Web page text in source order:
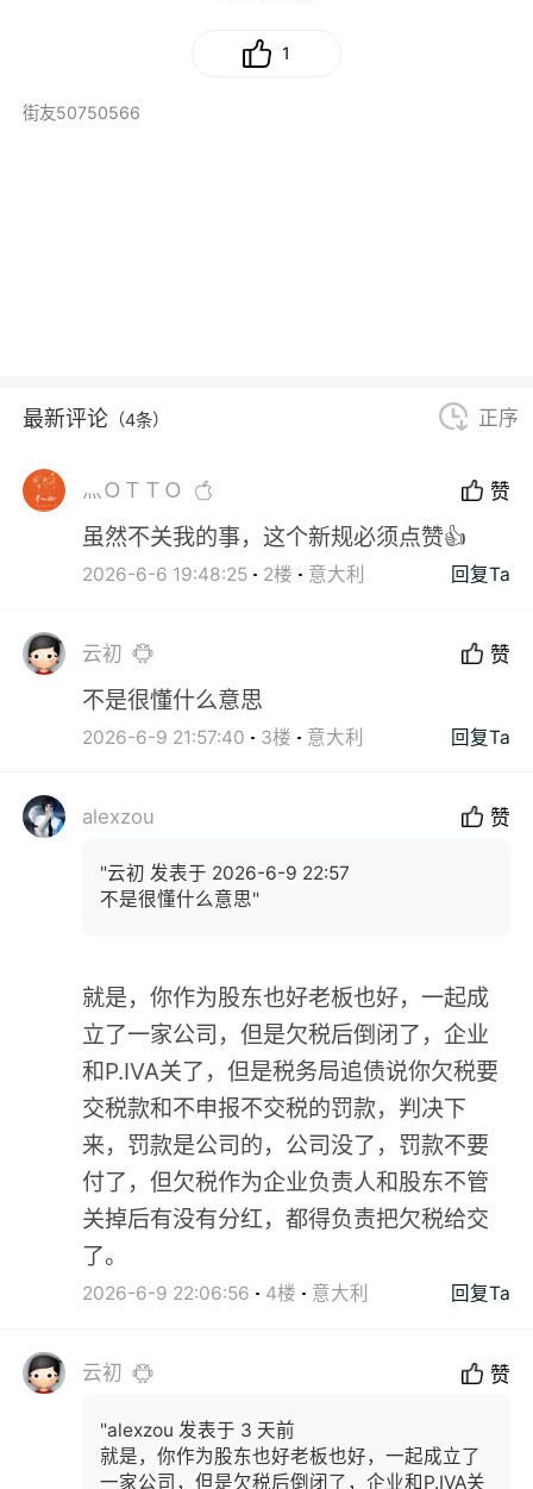
1
街友50750566
最新评论 （4条） 正序
灬ＯＴＴＯ 赞
虽然不关我的事，这个新规必须点赞👍
2026-6-6 19:48:25 2楼 意大利 回复Ta
云初 赞
不是很懂什么意思
2026-6-9 21:57:40 3楼 意大利 回复Ta
alexzou 赞
"云初 发表于 2026-6-9 22:57
不是很懂什么意思"
就是，你作为股东也好老板也好，一起成
立了一家公司，但是欠税后倒闭了，企业
和P.IVA关了，但是税务局追债说你欠税要
交税款和不申报不交税的罚款，判决下
来，罚款是公司的，公司没了，罚款不要
付了，但欠税作为企业负责人和股东不管
关掉后有没有分红，都得负责把欠税给交
了。
2026-6-9 22:06:56 4楼 意大利 回复Ta
云初 赞
"alexzou 发表于 3 天前
就是，你作为股东也好老板也好，一起成立了
一家公司，但是欠税后倒闭了，企业和P.IVA关